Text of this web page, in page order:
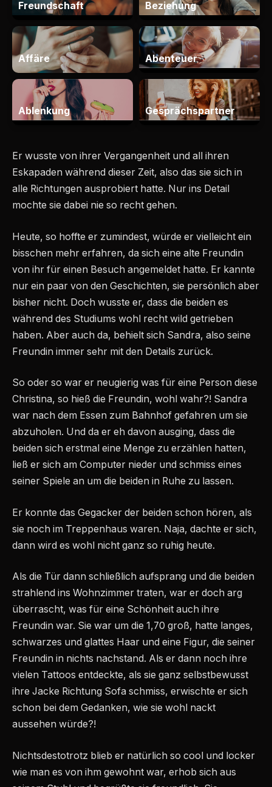
Er wusste von ihrer Vergangenheit und all ihren
Eskapaden während dieser Zeit, also das sie sich in
alle Richtungen ausprobiert hatte. Nur ins Detail
mochte sie dabei nie so recht gehen.
Heute, so hoffte er zumindest, würde er vielleicht ein
bisschen mehr erfahren, da sich eine alte Freundin
von ihr für einen Besuch angemeldet hatte. Er kannte
nur ein paar von den Geschichten, sie persönlich aber
bisher nicht. Doch wusste er, dass die beiden es
während des Studiums wohl recht wild getrieben
haben. Aber auch da, behielt sich Sandra, also seine
Freundin immer sehr mit den Details zurück.
So oder so war er neugierig was für eine Person diese
Christina, so hieß die Freundin, wohl wahr?! Sandra
war nach dem Essen zum Bahnhof gefahren um sie
abzuholen. Und da er eh davon ausging, dass die
beiden sich erstmal eine Menge zu erzählen hatten,
ließ er sich am Computer nieder und schmiss eines
seiner Spiele an um die beiden in Ruhe zu lassen.
Er konnte das Gegacker der beiden schon hören, als
sie noch im Treppenhaus waren. Naja, dachte er sich,
dann wird es wohl nicht ganz so ruhig heute.
Als die Tür dann schließlich aufsprang und die beiden
strahlend ins Wohnzimmer traten, war er doch arg
überrascht, was für eine Schönheit auch ihre
Freundin war. Sie war um die 1,70 groß, hatte langes,
schwarzes und glattes Haar und eine Figur, die seiner
Freundin in nichts nachstand. Als er dann noch ihre
vielen Tattoos entdeckte, als sie ganz selbstbewusst
ihre Jacke Richtung Sofa schmiss, erwischte er sich
schon bei dem Gedanken, wie sie wohl nackt
aussehen würde?!
Nichtsdestotrotz blieb er natürlich so cool und locker
wie man es von ihm gewohnt war, erhob sich aus